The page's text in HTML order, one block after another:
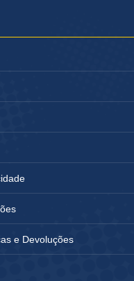
e Devoluções